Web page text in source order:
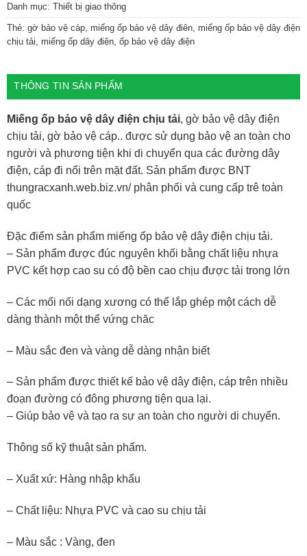
Danh mục: Thiết bị giao thông
Thẻ: gờ bảo vệ cáp, miếng ốp bảo vệ dây điên, miếng ốp bảo vệ dây điện
chịu tải miếng ốp dây điện, ốp bảo vệ dây điện
THÔNG TIN SẢN PHẨM
Miếng ốp bảo vệ dây điện chịu tải, gờ bảo vệ dây điện
chịu tải, gờ bảo vệ cáp.. được sử dụng bảo vệ an toàn cho
người và phương tiện khi di chuyển qua các đường dây
điện, cáp đi nổi trên mặt đất. Sản phẩm được BNT
thungracxanh.web.biz.vn/ phân phối và cung cấp trê toàn
quốc
Đặc điểm sản phẩm miếng ốp bảo vệ dây điện chịu tải.
– Sản phẩm được đúc nguyên khối bằng chất liệu nhựa
PVC kết hợp cao su có độ bền cao chịu được tải trong lớn
– Các mối nối dạng xương có thể lắp ghép một cách dễ
dàng thành một thể vứng chăc
– Màu sắc đen và vàng dễ dàng nhận biết
– Sản phẩm được thiết kế bảo vệ dây điện, cáp trên nhiều
đoạn đường có đông phương tiện qua lại.
– Giúp bảo vệ và tạo ra sự an toàn cho người di chuyển.
Thông số kỹ thuật sản phẩm.
– Xuất xứ: Hàng nhập khẩu
– Chất liệu: Nhựa PVC và cao su chịu tải
– Màu sắc : Vàng, đen